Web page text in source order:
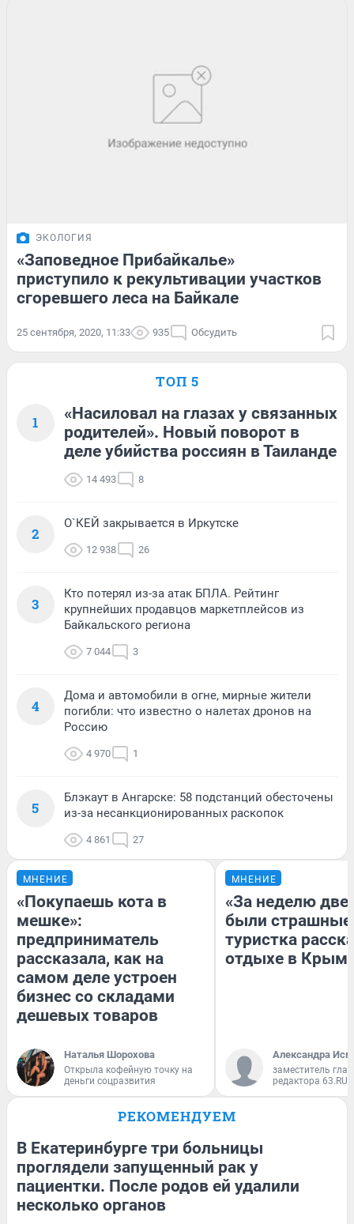
ЭКОЛОГИЯ
«Заповедное Прибайкалье»
приступило к рекультивации участков
сгоревшего леса на Байкале
25 сентября, 2020, 11:33 935 Обсудить
ТОП 5
1
«Насиловал на глазах у связанных
родителей». Новый поворот в
деле убийства россиян в Таиланде
14 493 8
2
О`КЕЙ закрывается в Иркутске
12 938 26
3
Кто потерял из-за атак БПЛА. Рейтинг
крупнейших продавцов маркетплейсов из
Байкальского региона
7 044 3
4
Дома и автомобили в огне, мирные жители
погибли: что известно о налетах дронов на
Россию
4 970 1
5
Блэкаут в Ангарске: 58 подстанций обесточены
из-за несанкционированных раскопок
4 861 27
МНЕНИЕ
«Покупаешь кота в
мешке»:
предприниматель
рассказала, как на
самом деле устроен
бизнес со складами
дешевых товаров
Наталья Шорохова
Открыла кофейную точку на
деньги соцразвития
МНЕНИЕ
«За неделю две
были
туристка
отдыхе в
Александра
заместитель
редактора 63.RU
РЕКОМЕНДУЕМ
В Екатеринбурге три больницы
проглядели запущенный рак у
пациентки. После родов ей удалили
несколько органов